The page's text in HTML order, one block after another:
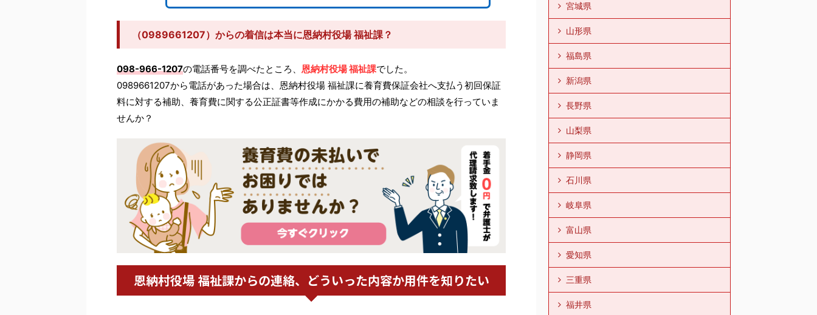
（0989661207）からの着信は本当に恩納村役場 福祉課？
098-966-1207の電話番号を調べたところ、 恩納村役場 福祉課でした。
0989661207から電話があった場合は、恩納村役場 福祉課に養育費保証会社へ支払う初回保証
料に対する補助、養育費に関する公正証書等作成にかかる費用の補助などの相談を行っていま
せんか？
恩納村役場 福祉課からの連絡、どういった内容か用件を知りたい
宮城県
山形県
福島県
新潟県
長野県
山梨県
静岡県
石川県
岐阜県
富山県
愛知県
三重県
福井県